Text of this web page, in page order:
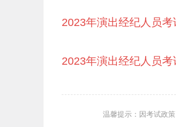
2023年演出经纪人员考
2023年演出经纪人员
温馨提示：因考试政